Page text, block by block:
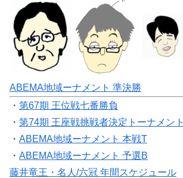
ABEMA地域ーナメント 準決勝
・ 第67期 王位戦七番勝負
・ 第74期 王座戦挑戦者決定トーナメント
・ ABEMA地域ーナメント 本戦T
・ ABEMA地域ーナメント 予選B
藤井竜王・名人/六冠 年間スケジュール